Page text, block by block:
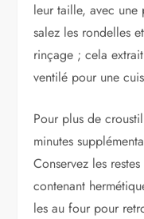
leur taille, avec une
salez les rondelles
rinçage ; cela
ventilé pour une
Pour plus de
minutes
Conservez les
contenant
les au four pour